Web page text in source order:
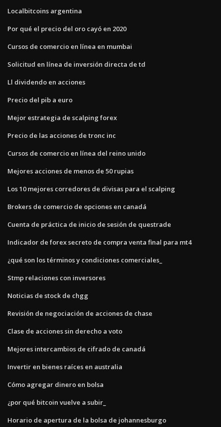
Localbitcoins argentina
Por qué el precio del oro cayó en 2020
Cursos de comercio en línea en mumbai
Solicitud en línea de inversión directa de td
Ll dividendo en acciones
Precio del pib a euro
Mejor estrategia de scalping forex
Precio de las acciones de tronc inc
Cursos de comercio en línea del reino unido
Mejores acciones de menos de 50 rupias
Los 10 mejores corredores de divisas para el scalping
Brokers de comercio de opciones en canadá
Cuenta de práctica de inicio de sesión de questrade
Indicador de forex secreto de compra venta final para mt4
¿qué son los términos y condiciones comerciales_
Stmp relaciones con inversores
Noticias de stock de chgg
Revisión de negociación de acciones de chase
Clase de acciones sin derecho a voto
Mejores intercambios de cifrado de canadá
Invertir en bienes raíces en australia
Cómo agregar dinero en bolsa
¿por qué bitcoin vuelve a subir_
Horario de apertura de la bolsa de johannesburgo